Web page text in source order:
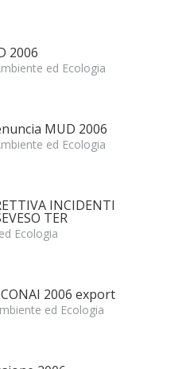
2006
ed Ecologia
MUD 2006
ed Ecologia
INCIDENTI
TER
Ecologia
2006 export
ed Ecologia